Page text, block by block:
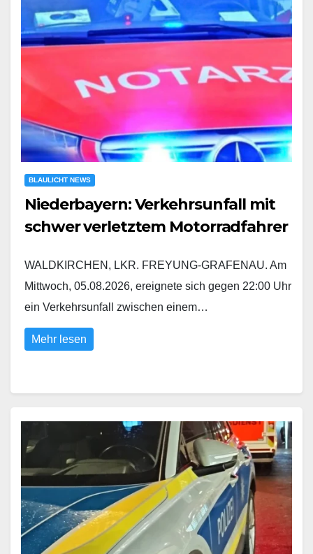
BLAULICHT NEWS
Niederbayern: Verkehrsunfall mit
schwer verletztem Motorradfahrer
WALDKIRCHEN, LKR. FREYUNG-GRAFENAU. Am
Mittwoch, 05.08.2026, ereignete sich gegen 22:00 Uhr
ein Verkehrsunfall zwischen einem…
Mehr lesen